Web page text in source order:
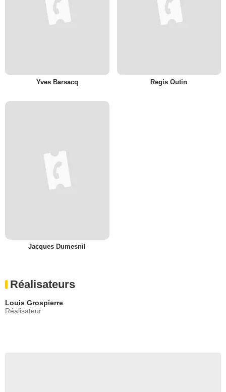
Yves Barsacq Regis Outin
Jacques Dumesnil
Réalisateurs
Louis Grospierre
Réalisateur